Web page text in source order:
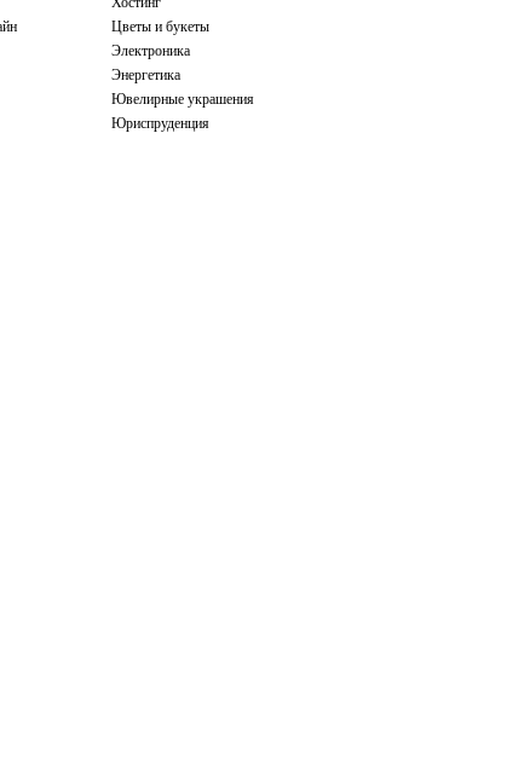
Цветы и букеты
Электроника
Энергетика
Ювелирные украшения
Юриспруденция